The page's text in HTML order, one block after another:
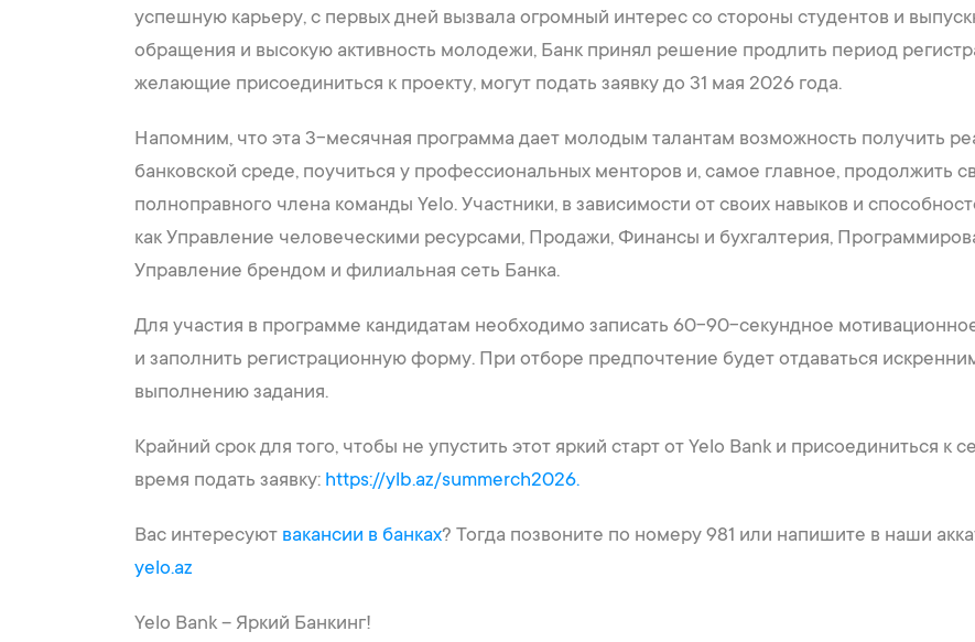
успешную карьеру, с первых дней вызвала огромный интерес со стороны студентов и
обращения и высокую активность молодежи, Банк принял решение продлить период
желающие присоединиться к проекту, могут подать заявку до 31 мая 2026 года.
Напомним, что эта 3-месячная программа дает молодым талантам возможность получить
банковской среде, поучиться у профессиональных менторов и, самое главное, продолжить
полноправного члена команды Yelo. Участники, в зависимости от своих навыков и
как Управление человеческими ресурсами, Продажи, Финансы и бухгалтерия,
Управление брендом и филиальная сеть Банка.
Для участия в программе кандидатам необходимо записать 60-90-секундное
и заполнить регистрационную форму. При отборе предпочтение будет отдаваться
выполнению задания.
Крайний срок для того, чтобы не упустить этот яркий старт от Yelo Bank и присоединиться
время подать заявку: https://ylb.az/summerch2026.
Вас интересуют вакансии в банках? Тогда позвоните по номеру 981 или напишите в наши
yelo.az
Yelo Bank – Яркий Банкинг!